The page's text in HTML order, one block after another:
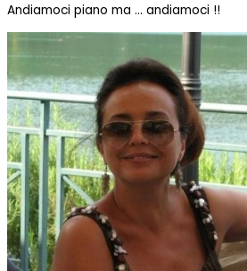
Andiamoci piano ma … andiamoci !!